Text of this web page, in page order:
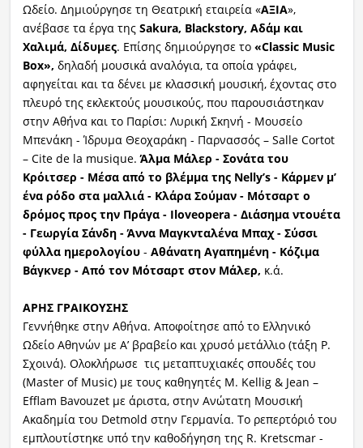
Ωδείο. Δημιούργησε τη Θεατρική εταιρεία «ΑΞΙΑ»,
ανέβασε τα έργα της Sakura, Blackstory, Αδάμ και
Χαλιμά, Δίδυμες. Επίσης δημιούργησε το «Classic Music
Box», δηλαδή μουσικά αναλόγια, τα οποία γράφει,
αφηγείται και τα δένει με κλασσική μουσική, έχοντας στο
πλευρό της εκλεκτούς μουσικούς, που παρουσιάστηκαν
στην Αθήνα και το Παρίσι: Λυρική Σκηνή - Μουσείο
Μπενάκη - Ίδρυμα Θεοχαράκη - Παρνασσός – Salle Cortot
– Cite de la musique.Άλμα Μάλερ - Σονάτα του
Κρόιτσερ - Μέσα από το βλέμμα της Nelly’s - Κάρμεν μ’
ένα ρόδο στα μαλλιά - Κλάρα Σούμαν - Μότσαρτ ο
δρόμος προς την Πράγα - Iloveopera - Διάσημα ντουέτα
- Γεωργία Σάνδη - Άννα Μαγκνταλένα Μπαχ - Σύσσι
φύλλα ημερολογίου- Αθάνατη Αγαπημένη - Κόζιμα
Βάγκνερ - Από τον Μότσαρτ στον Μάλερ, κ.ά.
ΑΡΗΣ ΓΡΑΙΚΟΥΣΗΣ
Γεννήθηκε στην Αθήνα. Αποφοίτησε από το Ελληνικό
Ωδείο Αθηνών με Α’ βραβείο και χρυσό μετάλλιο (τάξη Ρ.
Σχοινά). Ολοκλήρωσε τις μεταπτυχιακές σπουδές του
(Master of Music) με τους καθηγητές M. Kellig & Jean –
Efflam Bavouzet με άριστα, στην Ανώτατη Μουσική
Ακαδημία του Detmold στην Γερμανία. Το ρεπερτόριό του
εμπλουτίστηκε υπό την καθοδήγηση της R. Kretscmar -